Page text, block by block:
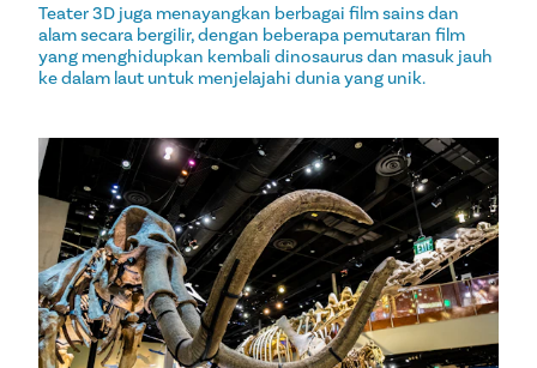
Teater 3D juga menayangkan berbagai film sains dan
alam secara bergilir, dengan beberapa pemutaran film
yang menghidupkan kembali dinosaurus dan masuk jauh
ke dalam laut untuk menjelajahi dunia yang unik.